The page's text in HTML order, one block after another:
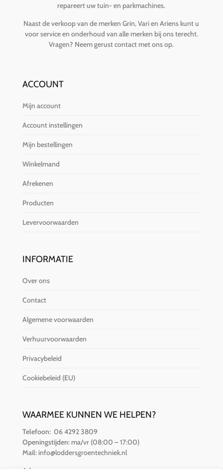
repareert uw tuin- en parkmachines.
Naast de verkoop van de merken Grin, Vari en Ariens kunt u
voor service en onderhoud van alle merken bij ons terecht.
Vragen? Neem gerust contact met ons op.
ACCOUNT
Mijn account
Account instellingen
Mijn bestellingen
Winkelmand
Afrekenen
Producten
Levervoorwaarden
INFORMATIE
Over ons
Contact
Algemene voorwaarden
Verhuurvoorwaarden
Privacybeleid
Cookiebeleid (EU)
WAARMEE KUNNEN WE HELPEN?
Telefoon: 06 4292 3809
Openingstijden:ma/vr (08:00 – 17:00)
Mail: info@loddersgroentechniek.nl
Adres: